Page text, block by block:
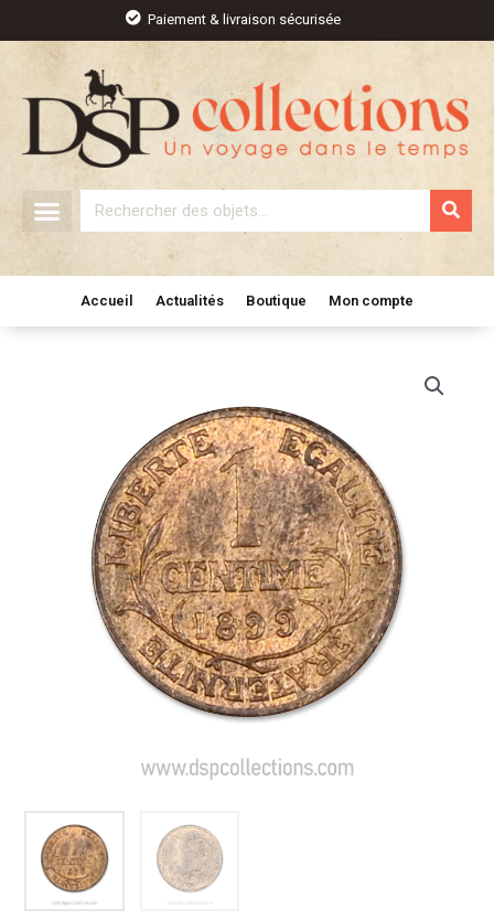
contenu
Paiement & livraison sécurisée
Rechercher
Accueil Actualités Boutique Mon compte